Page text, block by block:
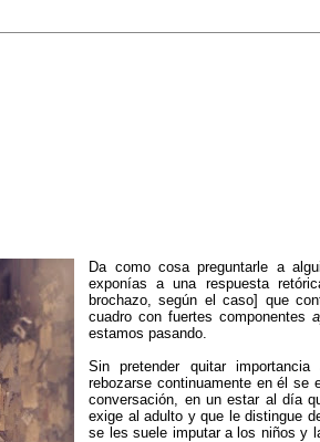
Da como cosa preguntarle a
exponías a una respuesta
brochazo, según el caso] que
cuadro con fuertes componentes
estamos pasando.
Sin pretender quitar
rebozarse continuamente en él se
conversación, en un estar al día
exige al adulto y que le distingue
se les suele imputar a los niños y